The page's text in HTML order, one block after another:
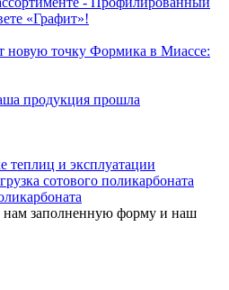
«Графит»!
новую точку Формика в Миассе:
продукция прошла
теплиц и эксплуатации
сотового поликарбоната
нам заполненную форму и наш